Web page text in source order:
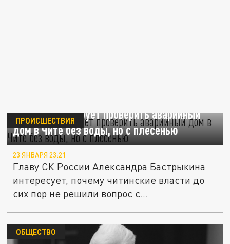
Бастрыкин требует проверить аварийный
дом в Чите без воды, но с плесенью
ПРОИСШЕСТВИЯ
23 ЯНВАРЯ 23:21
Главу СК России Александра Бастрыкина
интересует, почему читинские власти до
сих пор не решили вопрос с...
ОБЩЕСТВО